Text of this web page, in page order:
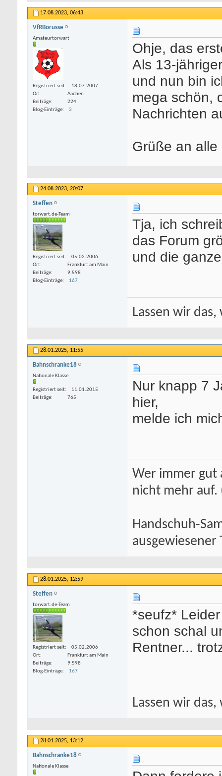
17.08.2023, 06:43
VfRBorusse
Amateurtorwart
Registriert seit
18.07.2007
Ort
Aachen
Beiträge
224
Blog-Einträge
3
Ohje, das
Als 13-
und nun bin
mega schön,
Nachrichten
Grüße an alle
24.08.2023, 20:07
Steffen
torwart.de-Team
Registriert seit
05.02.2006
Ort
Frankfurt am Main
Beiträge
9.598
Blog-Einträge
167
Tja, ich
das Forum
und die
Lassen wir
28.01.2025, 11:55
Bahnschranke18
Nationale Klasse
Registriert seit
11.01.2015
Beiträge
765
Nur knapp 7
hier,
melde ich
Wer immer gut
nicht mehr auf.
Handschuh-
ausgewiesener
28.01.2025, 12:59
Steffen
torwart.de-Team
Registriert seit
05.02.2006
Ort
Frankfurt am Main
Beiträge
9.598
Blog-Einträge
167
*seufz*
schon schal
Rentner...
Lassen wir
28.01.2025, 13:12
Bahnschranke18
Nationale Klasse